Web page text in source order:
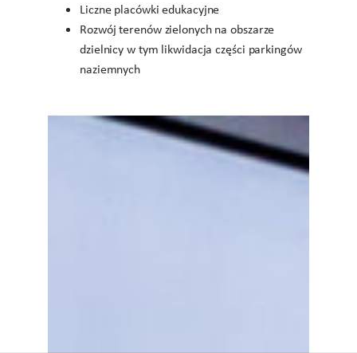
Liczne placówki edukacyjne
Rozwój terenów zielonych na obszarze
dzielnicy w tym likwidacja części parkingów
naziemnych